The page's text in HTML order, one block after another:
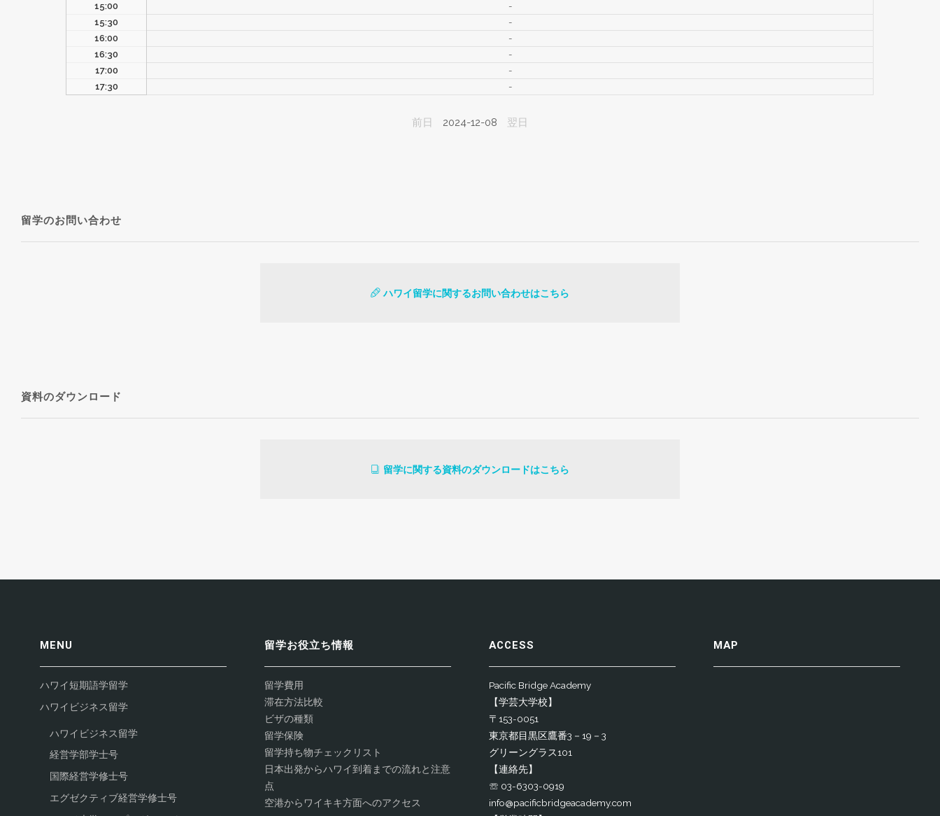
15:00
-
15:30
-
16:00
-
16:30
-
17:00
-
17:30
-
前日 2024-12-08 翌日
留学のお問い合わせ
ハワイ留学に関するお問い合わせはこちら
資料のダウンロード
留学に関する資料のダウンロードはこちら
MENU
ハワイ短期語学留学
ハワイビジネス留学
ハワイビジネス留学
経営学部学士号
国際経営学修士号
エグゼクティブ経営学修士号
留学お役立ち情報
留学費用
滞在方法比較
ビザの種類
留学保険
留学持ち物チェックリスト
日本出発からハワイ到着までの流れと注意
点
空港からワイキキ方面へのアクセス
ACCESS
Pacific Bridge Academy
【学芸大学校】
〒153-0051
東京都目黒区鷹番3－19－3
グリーングラス101
【連絡先】
☏ 03-6303-0919
info@pacificbridgeacademy.com
MAP